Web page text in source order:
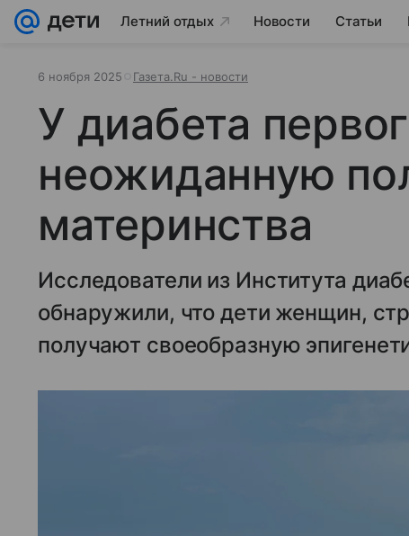
Летний отдых Новости Статьи
6 ноября 2025 Газета.Ru - новости
У диабета
неожиданную
материнства
Исследователи из Института
обнаружили, что дети женщин,
получают своеобразную